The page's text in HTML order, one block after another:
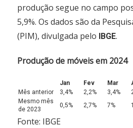
produção segue no campo
5,9%. Os dados são da
(PIM), divulgada pelo
IBGE.
Produção de móveis em 2024
Jan Fev Mar
Mês anterior
3,4% 2,2% 3,4%
Mesmo mês
de 2023
0,5% 2,7% 7%
Fonte: IBGE